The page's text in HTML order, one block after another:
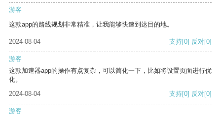
游客
这款app的路线规划非常精准，让我能够快速到达目的地。
2024-08-04 支持[0] 反对[0]
游客
这款加速器app的操作有点复杂，可以简化一下，比如将设置页面进行优
化。
2024-08-04
支持[0] 反对[0]
游客